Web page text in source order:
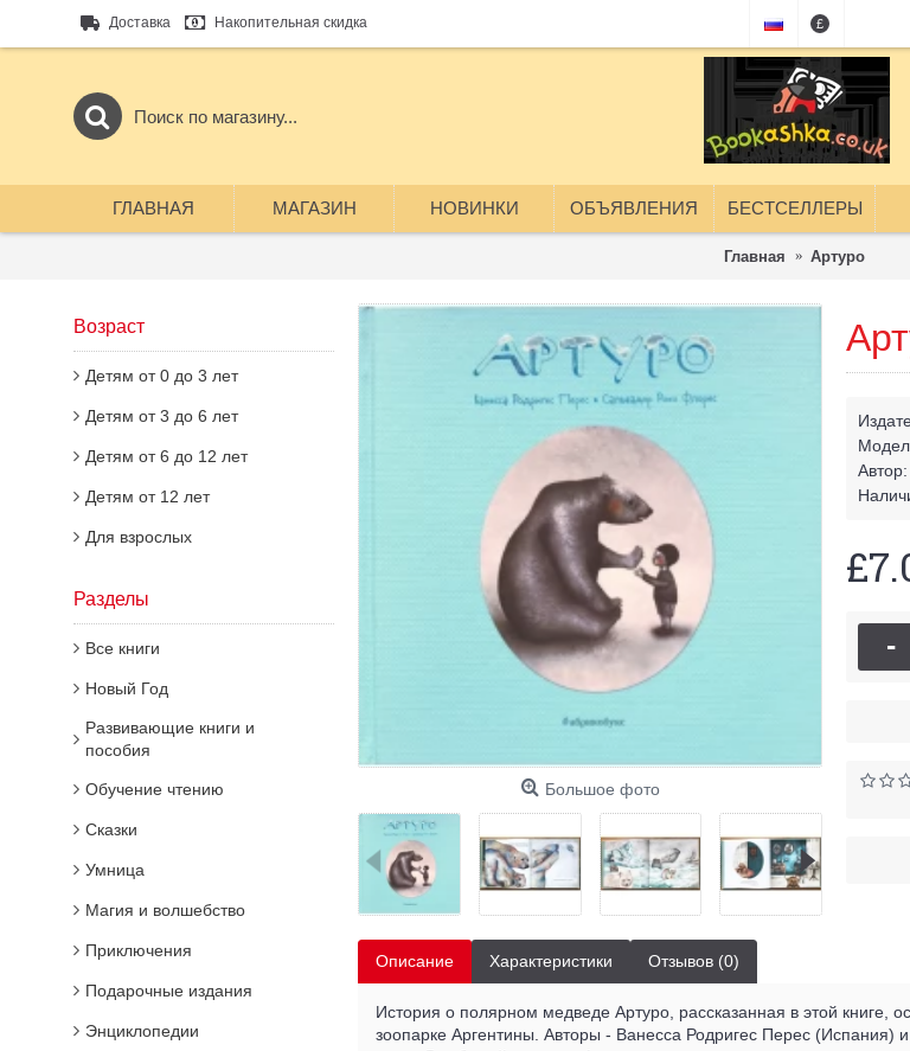
Доставка Накопительная скидка £
ГЛАВНАЯ МАГАЗИН НОВИНКИ ОБЪЯВЛЕНИЯ БЕСТСЕЛЛЕРЫ
Главная Артуро
Возраст
Детям от 0 до 3 лет
Детям от 3 до 6 лет
Детям от 6 до 12 лет
Детям от 12 лет
Для взрослых
Разделы
Все книги
Новый Год
Развивающие книги и
пособия
Обучение чтению
Сказки
Умница
Магия и волшебство
Приключения
Подарочные издания
Энциклопедии
Большое фото
Автор:
-
Описание Характеристики Отзывов (0)
История о полярном медведе Артуро, рассказанная в этой книге,
зоопарке Аргентины. Авторы - Ванесса Родригес Перес (Испания)